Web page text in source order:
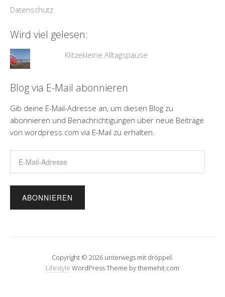
Datenschutz
Wird viel gelesen:
Klitzekleine Alltagspause
Blog via E-Mail abonnieren
Gib deine E-Mail-Adresse an, um diesen Blog zu
abonnieren und Benachrichtigungen über neue Beiträge
von wordpress.com via E-Mail zu erhalten.
Mail-
Copyright © 2026 unterwegs mit dröppel.
Lifestyle WordPress Theme by themehit.com